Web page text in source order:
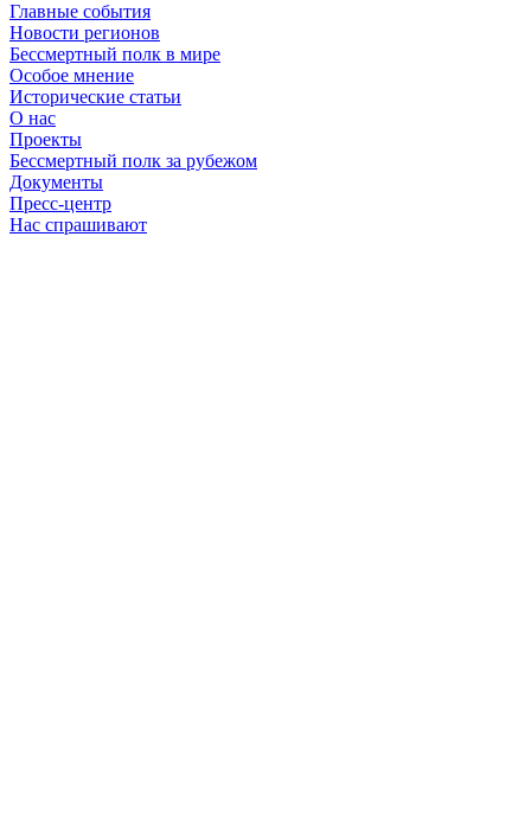
Главные события
Новости регионов
Бессмертный полк в мире
Особое мнение
Исторические статьи
О нас
Проекты
Бессмертный полк за рубежом
Документы
Пресс-центр
Нас спрашивают